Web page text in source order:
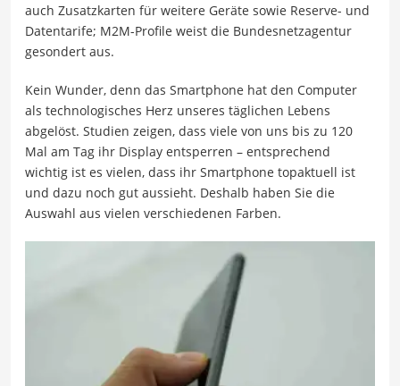
auch Zusatzkarten für weitere Geräte sowie Reserve- und
Datentarife; M2M-Profile weist die Bundesnetzagentur
gesondert aus.
Kein Wunder, denn das Smartphone hat den Computer
als technologisches Herz unseres täglichen Lebens
abgelöst. Studien zeigen, dass viele von uns bis zu 120
Mal am Tag ihr Display entsperren – entsprechend
wichtig ist es vielen, dass ihr Smartphone topaktuell ist
und dazu noch gut aussieht. Deshalb haben Sie die
Auswahl aus vielen verschiedenen Farben.